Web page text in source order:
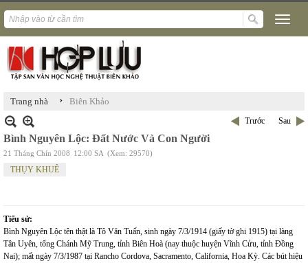
Trang nhà › Biên Khảo
Trước Sau
Bình Nguyên Lộc: Đất Nước Và Con Người
21 Tháng Chín 2008 12:00 SA (Xem: 29570)
THỤY KHUÊ
Tiểu sử:
Bình Nguyên Lộc tên thật là Tô Văn Tuấn, sinh ngày 7/3/1914 (giấy tờ ghi 1915) tại làng
Tân Uyên, tổng Chánh Mỹ Trung, tỉnh Biên Hoà (nay thuộc huyện Vĩnh Cửu, tỉnh Đồng
Nai); mất ngày 7/3/1987 tại Rancho Cordova, Sacramento, California, Hoa Kỳ. Các bút hiệu